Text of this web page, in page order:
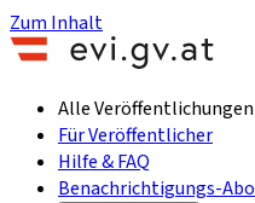
Zum Inhalt
Alle Veröffentlichungen
Für Veröffentlicher
Hilfe & FAQ
Benachrichtigungs-Abo